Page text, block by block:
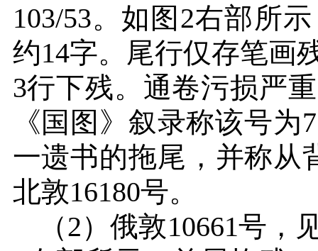
103/53。如图 2右部所
约14字。尾行仅存笔画
3行下残。通卷污损严
《国图》叙录称该号为7
一遗书的拖尾，并称从
北敦16180号。
（2）俄敦10661号，